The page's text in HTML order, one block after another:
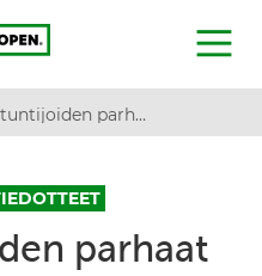
MENU
Asiantuntijoiden parhaat vinkit kasvurahoitukseen
parhaat